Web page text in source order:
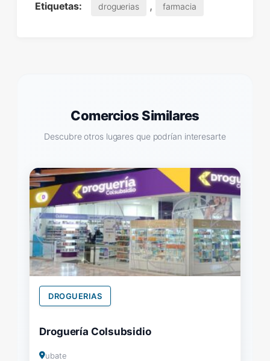
Etiquetas: droguerias , farmacia
Comercios Similares
Descubre otros lugares que podrían interesarte
DROGUERIAS
Droguería Colsubsidio
ubate